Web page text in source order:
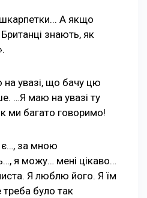
А якщо
знають, як
увазі, що бачу цю
…Я маю на увазі ту
ми багато говоримо!
за мною
я можу… мені цікаво…
Я люблю його. Я їм
було так